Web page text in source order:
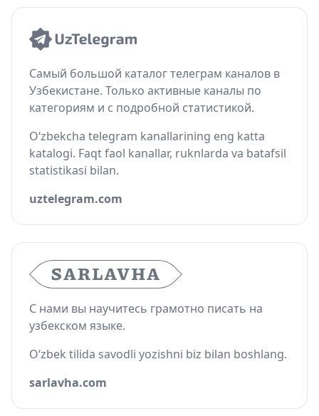
Самый большой каталог телеграм каналов в
Узбекистане. Только активные каналы по
категориям и с подробной статистикой.
O‘zbekcha telegram kanallarining eng katta
katalogi. Faqt faol kanallar, ruknlarda va batafsil
statistikasi bilan.
uztelegram.com
С нами вы научитесь грамотно писать на
узбекском языке.
O‘zbek tilida savodli yozishni biz bilan boshlang.
sarlavha.com